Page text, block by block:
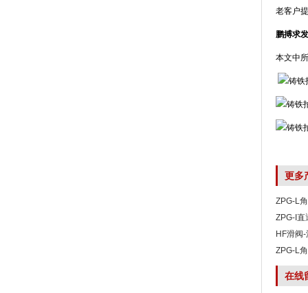
老客户
鹏搏求
本文中
更多
ZPG-L
ZPG-I直
器
HF滑阀
ZPG-L
在线